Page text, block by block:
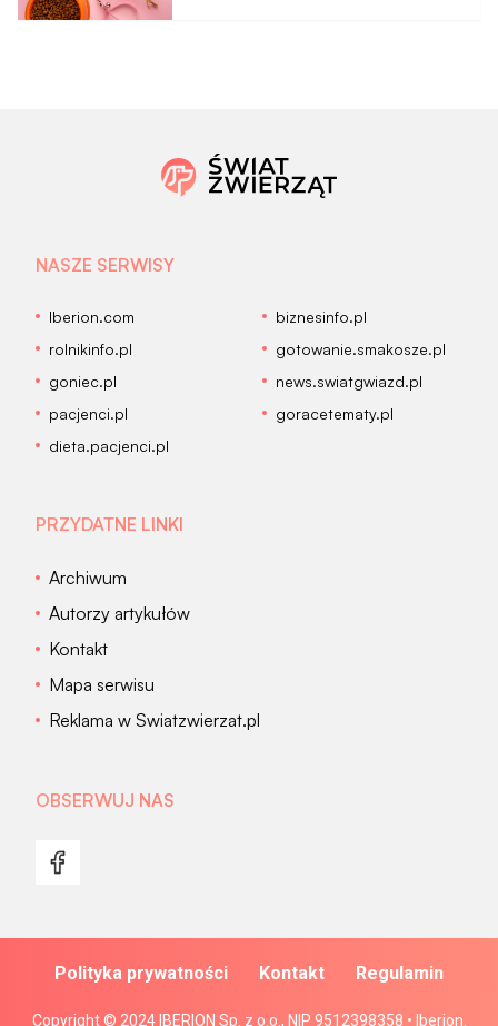
NASZE SERWISY
Iberion.com
biznesinfo.pl
rolnikinfo.pl
gotowanie.smakosze.pl
goniec.pl
news.swiatgwiazd.pl
pacjenci.pl
goracetematy.pl
dieta.pacjenci.pl
PRZYDATNE LINKI
Archiwum
Autorzy artykułów
Kontakt
Mapa serwisu
Reklama w Swiatzwierzat.pl
OBSERWUJ NAS
Copyright © 2024 IBERION Sp. z o.o., NIP 9512398358 • Iberion.
Polityka prywatności Kontakt Regulamin